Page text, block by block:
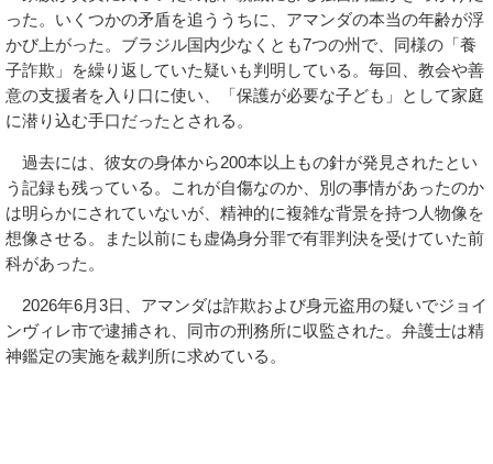
った。いくつかの矛盾を追ううちに、アマンダの本当の年齢が浮
かび上がった。ブラジル国内少なくとも7つの州で、同様の「養
子詐欺」を繰り返していた疑いも判明している。毎回、教会や善
意の支援者を入り口に使い、「保護が必要な子ども」として家庭
に潜り込む手口だったとされる。
過去には、彼女の身体から200本以上もの針が発見されたとい
う記録も残っている。これが自傷なのか、別の事情があったのか
は明らかにされていないが、精神的に複雑な背景を持つ人物像を
想像させる。また以前にも虚偽身分罪で有罪判決を受けていた前
科があった。
2026年6月3日、アマンダは詐欺および身元盗用の疑いでジョイ
ンヴィレ市で逮捕され、同市の刑務所に収監された。弁護士は精
神鑑定の実施を裁判所に求めている。